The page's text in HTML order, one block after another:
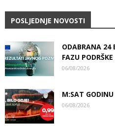
POSLJEDNJE NOVOSTI
ODABRANA 24
FAZU
06/08/2026
M:SAT
06/08/2026